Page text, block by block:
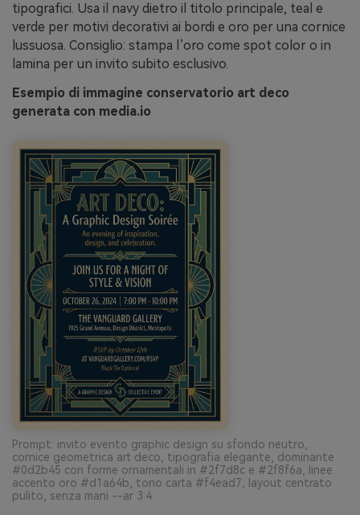
tipografici. Usa il navy dietro il titolo principale, teal e
verde per motivi decorativi ai bordi e oro per una cornice
lussuosa. Consiglio: stampa l’oro come spot color o in
lamina per un invito subito esclusivo.
Esempio di immagine conservatorio art deco
generata con media.io
Prompt: invito evento graphic design su sfondo neutro,
cornice geometrica art deco, tipografia elegante, dominante
#0d2b45 con forme ornamentali in #2f7d8c e #2f8f6a, linee
accento oro #d1a64b, tono carta #f4ead7, layout centrato
pulito, senza mani --ar 3:4